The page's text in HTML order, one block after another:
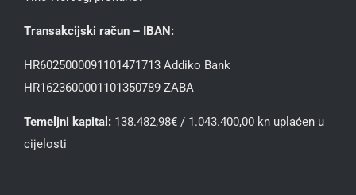
Transakcijski račun – IBAN:
HR6025000091101471713 Addiko Bank
HR1623600001101350789 ZABA
Temeljni kapital: 138.482,98€ / 1.043.400,00 kn uplaćen u
cijelosti